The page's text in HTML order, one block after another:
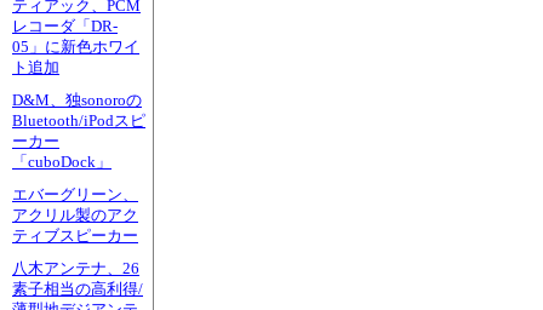
ティアック、PCM
レコーダ「DR-
05」に新色ホワイ
ト追加
D&M、独sonoroの
Bluetooth/iPodスピ
ーカー
「cuboDock」
エバーグリーン、
アクリル製のアク
ティブスピーカー
八木アンテナ、26
素子相当の高利得/